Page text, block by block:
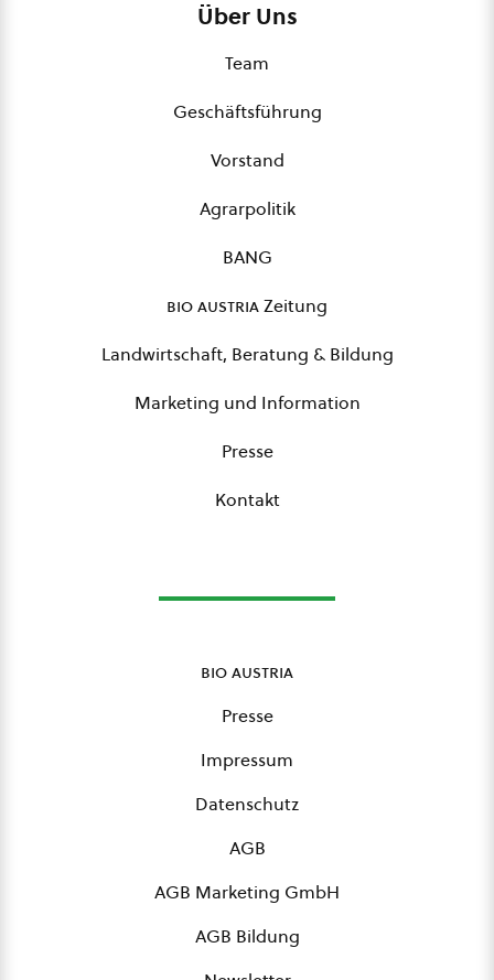
Über Uns
Team
Geschäftsführung
Vorstand
Agrarpolitik
BANG
bio austriaZeitung
Landwirtschaft, Beratung & Bildung
Marketing und Information
Presse
Kontakt
bio austria
Presse
Impressum
Datenschutz
AGB
AGB Marketing GmbH
AGB Bildung